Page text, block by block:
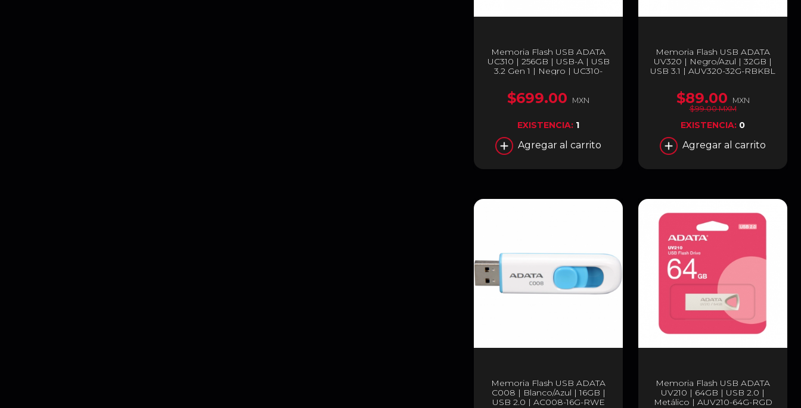
Memoria Flash USB ADATA
UC310 | 256GB | USB-A | USB
3.2 Gen 1 | Negro | UC310-
$699.00 MXN
EXISTENCIA: 1
Agregar al carrito
Memoria Flash USB ADATA
UV320 | Negro/Azul | 32GB |
USB 3.1 | AUV320-32G-RBKBL
$89.00
MXN
$99.00 MXM
EXISTENCIA: 0
Agregar al carrito
Memoria Flash USB ADATA
C008 | Blanco/Azul | 16GB |
USB 2.0 | AC008-16G-RWE
Memoria Flash USB ADATA
UV210 | 64GB | USB 2.0 |
Metálico | AUV210-64G-RGD